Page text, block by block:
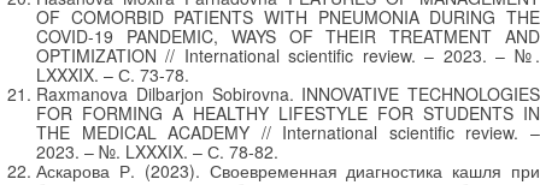
OF COMORBID PATIENTS WITH PNEUMONIA DURING THE
COVID-19 PANDEMIC, WAYS OF THEIR TREATMENT AND
OPTIMIZATION // International scientific review. – 2023. – №.
LXXXIX. – С. 73-78.
Raxmanova Dilbarjon Sobirovna. INNOVATIVE TECHNOLOGIES
FOR FORMING A HEALTHY LIFESTYLE FOR STUDENTS IN
THE MEDICAL ACADEMY // International scientific review. –
2023. – №. LXXXIX. – С. 78-82.
Аскарова Р. (2023). Своевременная диагностика кашля при